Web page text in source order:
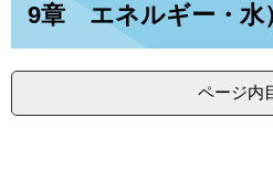
9章 エネルギー・水
ページ内